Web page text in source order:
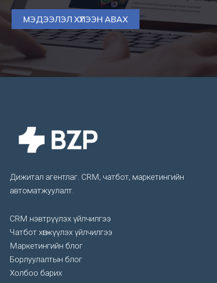
МЭДЭЭЛЭЛ ХҮЛЭЭН АВАХ
Дижитал агентлаг. CRM, чатбот, маркетингийн
автоматжуулалт.
CRM нэвтрүүлэх үйлчилгээ
Чатбот хөгжүүлэх үйлчилгээ
Маркетингийн блог
Борлуулалтын блог
Холбоо барих